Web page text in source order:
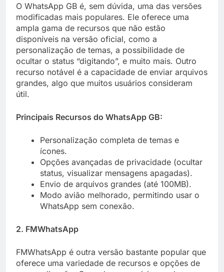
O WhatsApp GB é, sem dúvida, uma das versões
modificadas mais populares. Ele oferece uma
ampla gama de recursos que não estão
disponíveis na versão oficial, como a
personalização de temas, a possibilidade de
ocultar o status “digitando”, e muito mais. Outro
recurso notável é a capacidade de enviar arquivos
grandes, algo que muitos usuários consideram
útil.
Principais Recursos do WhatsApp GB:
Personalização completa de temas e
ícones.
Opções avançadas de privacidade (ocultar
status, visualizar mensagens apagadas).
Envio de arquivos grandes (até 100MB).
Modo avião melhorado, permitindo usar o
WhatsApp sem conexão.
2. FMWhatsApp
FMWhatsApp é outra versão bastante popular que
oferece uma variedade de recursos e opções de